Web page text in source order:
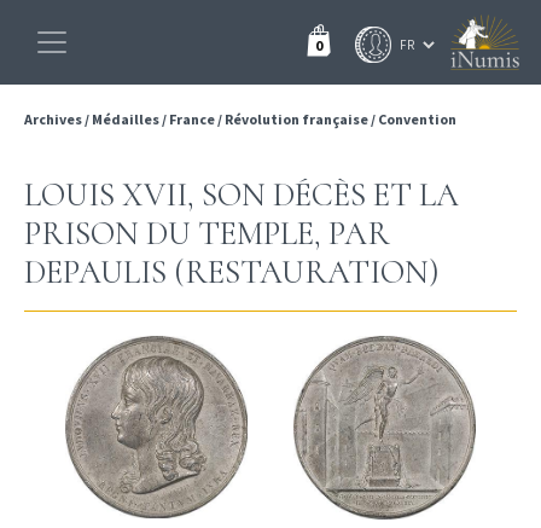
0
Archives/ Médailles/ France/ Révolution française/ Convention
LOUIS XVII, SON DÉCÈS ET LA
PRISON DU TEMPLE, PAR
DEPAULIS (RESTAURATION)